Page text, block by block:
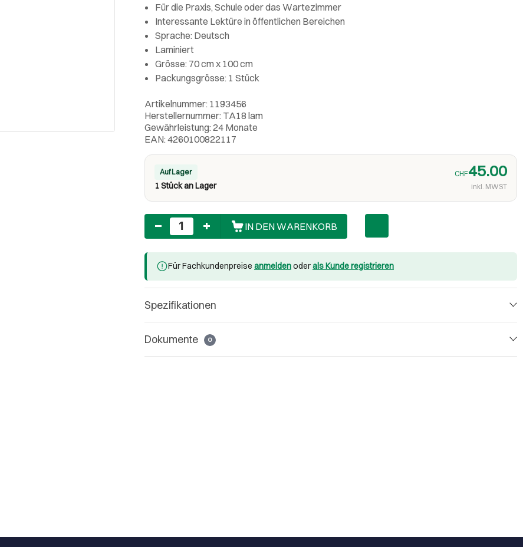
Für die Praxis, Schule oder das Wartezimmer
Interessante Lektüre in öffentlichen Bereichen
Sprache: Deutsch
Laminiert
Grösse: 70 cm x 100 cm
Packungsgrösse: 1 Stück
Artikelnummer: 1193456
Herstellernummer: TA18 lam
Gewährleistung: 24 Monate
EAN: 4260100822117
Auf Lager
1 Stück an Lager
CHF45.00
inkl. MWST
Anzahl
IN DEN WARENKORB
Für Fachkundenpreise anmeldenoderals Kunde registrieren
Spezifikationen
Dokumente 0